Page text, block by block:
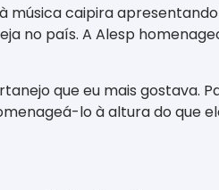
caipira
no país. A Alesp
que eu mais
lo à altura do que